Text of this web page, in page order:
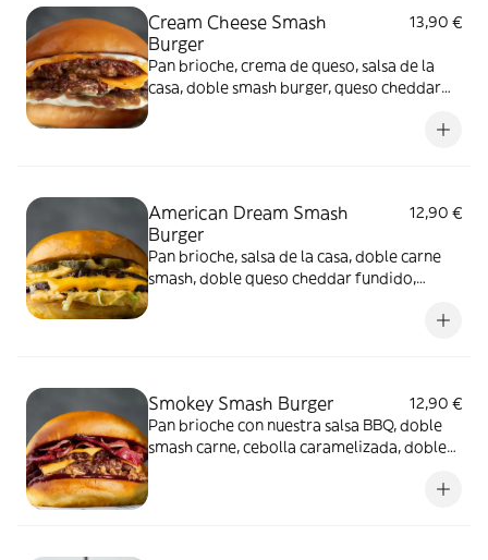
Cream Cheese Smash
Burger
13,90 €
Pan brioche, crema de queso, salsa de la
casa, doble smash burger, queso cheddar
American Dream Smash
Burger
12,90 €
Pan brioche, salsa de la casa, doble carne
smash, doble queso cheddar fundido,
Smokey Smash Burger
12,90 €
Pan brioche con nuestra salsa BBQ, doble
smash carne, cebolla caramelizada, doble